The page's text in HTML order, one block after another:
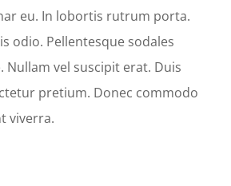
eu. In lobortis rutrum porta.
odio. Pellentesque sodales
vel suscipit erat. Duis
pretium. Donec commodo
viverra.